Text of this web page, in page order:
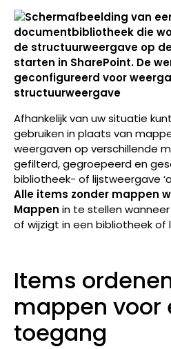
Afhankelijk van uw situatie
gebruiken in plaats van
weergaven op verschillende
gefilterd, gegroepeerd en
bibliotheek- of lijstweergave
Alle items zonder mappen
Mappen in te stellen
of wijzigt in een bibliotheek of
Items
mappen voor
toegang